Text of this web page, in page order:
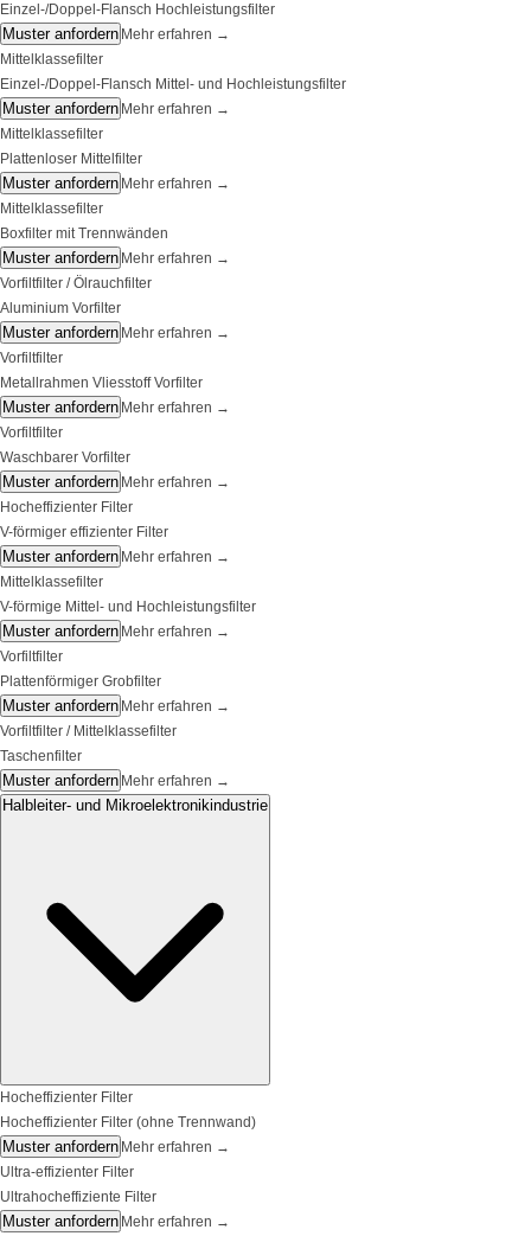
Einzel-/Doppel-Flansch Hochleistungsfilter
Muster anfordern Mehr erfahren →
Mittelklassefilter
Einzel-/Doppel-Flansch Mittel- und Hochleistungsfilter
Muster anfordern Mehr erfahren →
Mittelklassefilter
Plattenloser Mittelfilter
Muster anfordern Mehr erfahren →
Mittelklassefilter
Boxfilter mit Trennwänden
Muster anfordern Mehr erfahren →
Vorfiltfilter / Ölrauchfilter
Aluminium Vorfilter
Muster anfordern Mehr erfahren →
Vorfiltfilter
Metallrahmen Vliesstoff Vorfilter
Muster anfordern Mehr erfahren →
Vorfiltfilter
Waschbarer Vorfilter
Muster anfordern Mehr erfahren →
Hocheffizienter Filter
V-förmiger effizienter Filter
Muster anfordern Mehr erfahren →
Mittelklassefilter
V-förmige Mittel- und Hochleistungsfilter
Muster anfordern Mehr erfahren →
Vorfiltfilter
Plattenförmiger Grobfilter
Muster anfordern Mehr erfahren →
Vorfiltfilter / Mittelklassefilter
Taschenfilter
Muster anfordern Mehr erfahren →
Halbleiter- und Mikroelektronikindustrie
Hocheffizienter Filter
Hocheffizienter Filter (ohne Trennwand)
Muster anfordern Mehr erfahren →
Ultra-effizienter Filter
Ultrahocheffiziente Filter
Muster anfordern Mehr erfahren →